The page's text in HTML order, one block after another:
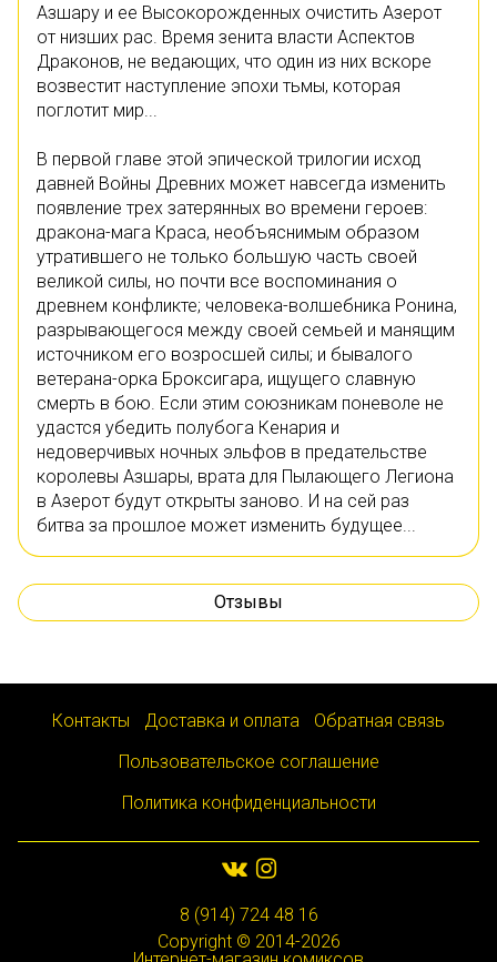
Азшару и ее Высокорожденных очистить Азерот
от низших рас. Время зенита власти Аспектов
Драконов, не ведающих, что один из них вскоре
возвестит наступление эпохи тьмы, которая
поглотит мир...
В первой главе этой эпической трилогии исход
давней Войны Древних может навсегда изменить
появление трех затерянных во времени героев:
дракона-мага Краса, необъяснимым образом
утратившего не только большую часть своей
великой силы, но почти все воспоминания о
древнем конфликте; человека-волшебника Ронина,
разрывающегося между своей семьей и манящим
источником его возросшей силы; и бывалого
ветерана-орка Броксигара, ищущего славную
смерть в бою. Если этим союзникам поневоле не
удастся убедить полубога Кенария и
недоверчивых ночных эльфов в предательстве
королевы Азшары, врата для Пылающего Легиона
в Азерот будут открыты заново. И на сей раз
битва за прошлое может изменить будущее...
Отзывы
Контакты Доставка и оплата
Обратная связь
Пользовательское соглашение
Политика конфиденциальности
8 (914) 724 48 16
Copyright © 2014-2026